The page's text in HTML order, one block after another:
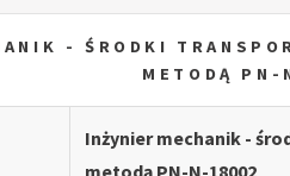
- ŚRODKI
METODĄ
Inżynier mechanik -
metodą PN-N-18002